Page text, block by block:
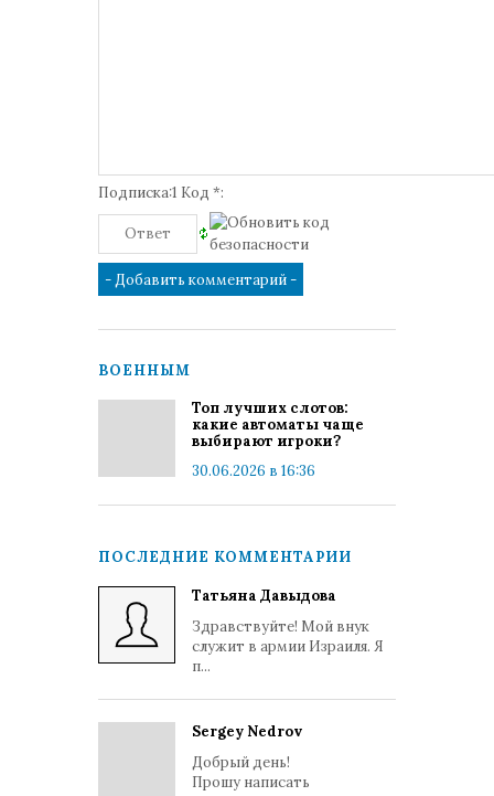
Подписка:1 Код *:
ВОЕННЫМ
Топ лучших слотов:
какие автоматы чаще
выбирают игроки?
30.06.2026 в 16:36
ПОСЛЕДНИЕ КОММЕНТАРИИ
Татьяна Давыдова
Здравствуйте! Мой внук
служит в армии Израиля. Я
п...
Sergey Nedrov
Добрый день!
Прошу написать